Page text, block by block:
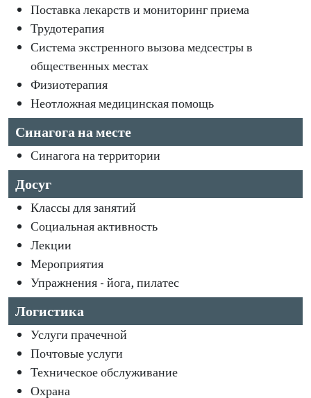
Поставка лекарств и мониторинг приема
Трудотерапия
Система экстренного вызова медсестры в
общественных местах
Физиотерапия
Неотложная медицинская помощь
Синагога на месте
Синагога на территории
Досуг
Классы для занятий
Социальная активность
Лекции
Мероприятия
Упражнения - йога, пилатес
Логистика
Услуги прачечной
Почтовые услуги
Техническое обслуживание
Охрана